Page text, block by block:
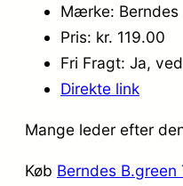
Mærke: Berndes
Pris: kr. 119.00
Fri Fragt: Ja,
Direkte link
Mange leder efter
Køb Berndes